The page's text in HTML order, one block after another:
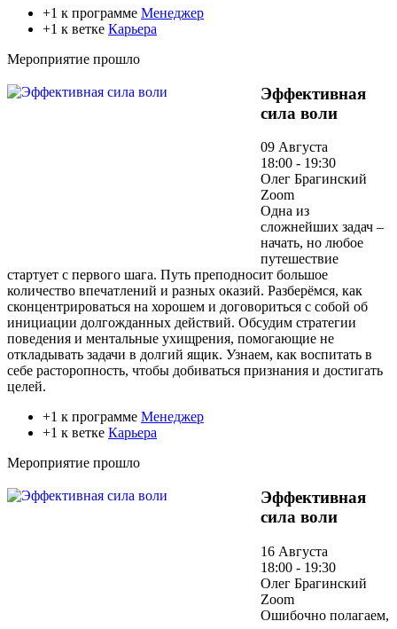
+1 к программе Менеджер
+1 к ветке Карьера
Мероприятие прошло
Эффективная
сила воли
09 Августа
18:00 - 19:30
Олег Брагинский
Zoom
Одна из
сложнейших задач –
начать, но любое
путешествие
стартует с первого шага. Путь преподносит большое
количество впечатлений и разных оказий. Разберёмся, как
сконцентрироваться на хорошем и договориться с собой об
инициации долгожданных действий. Обсудим стратегии
поведения и ментальные ухищрения, помогающие не
откладывать задачи в долгий ящик. Узнаем, как воспитать в
себе расторопность, чтобы добиваться признания и достигать
целей.
+1 к программе Менеджер
+1 к ветке Карьера
Мероприятие прошло
Эффективная
сила воли
16 Августа
18:00 - 19:30
Олег Брагинский
Zoom
Ошибочно полагаем,